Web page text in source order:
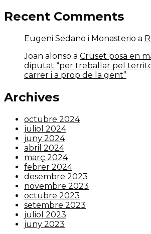
Recent Comments
Eugeni Sedano i Monasterio a
Joan alonso a Cruset posa en
diputat “per treballar pel
carrer i a prop de la gent”
Archives
octubre 2024
juliol 2024
juny 2024
abril 2024
març 2024
febrer 2024
desembre 2023
novembre 2023
octubre 2023
setembre 2023
juliol 2023
juny 2023